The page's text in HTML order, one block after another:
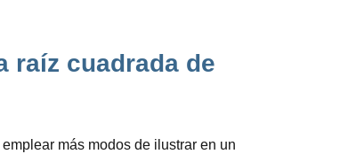
raíz cuadrada de
más modos de ilustrar en un